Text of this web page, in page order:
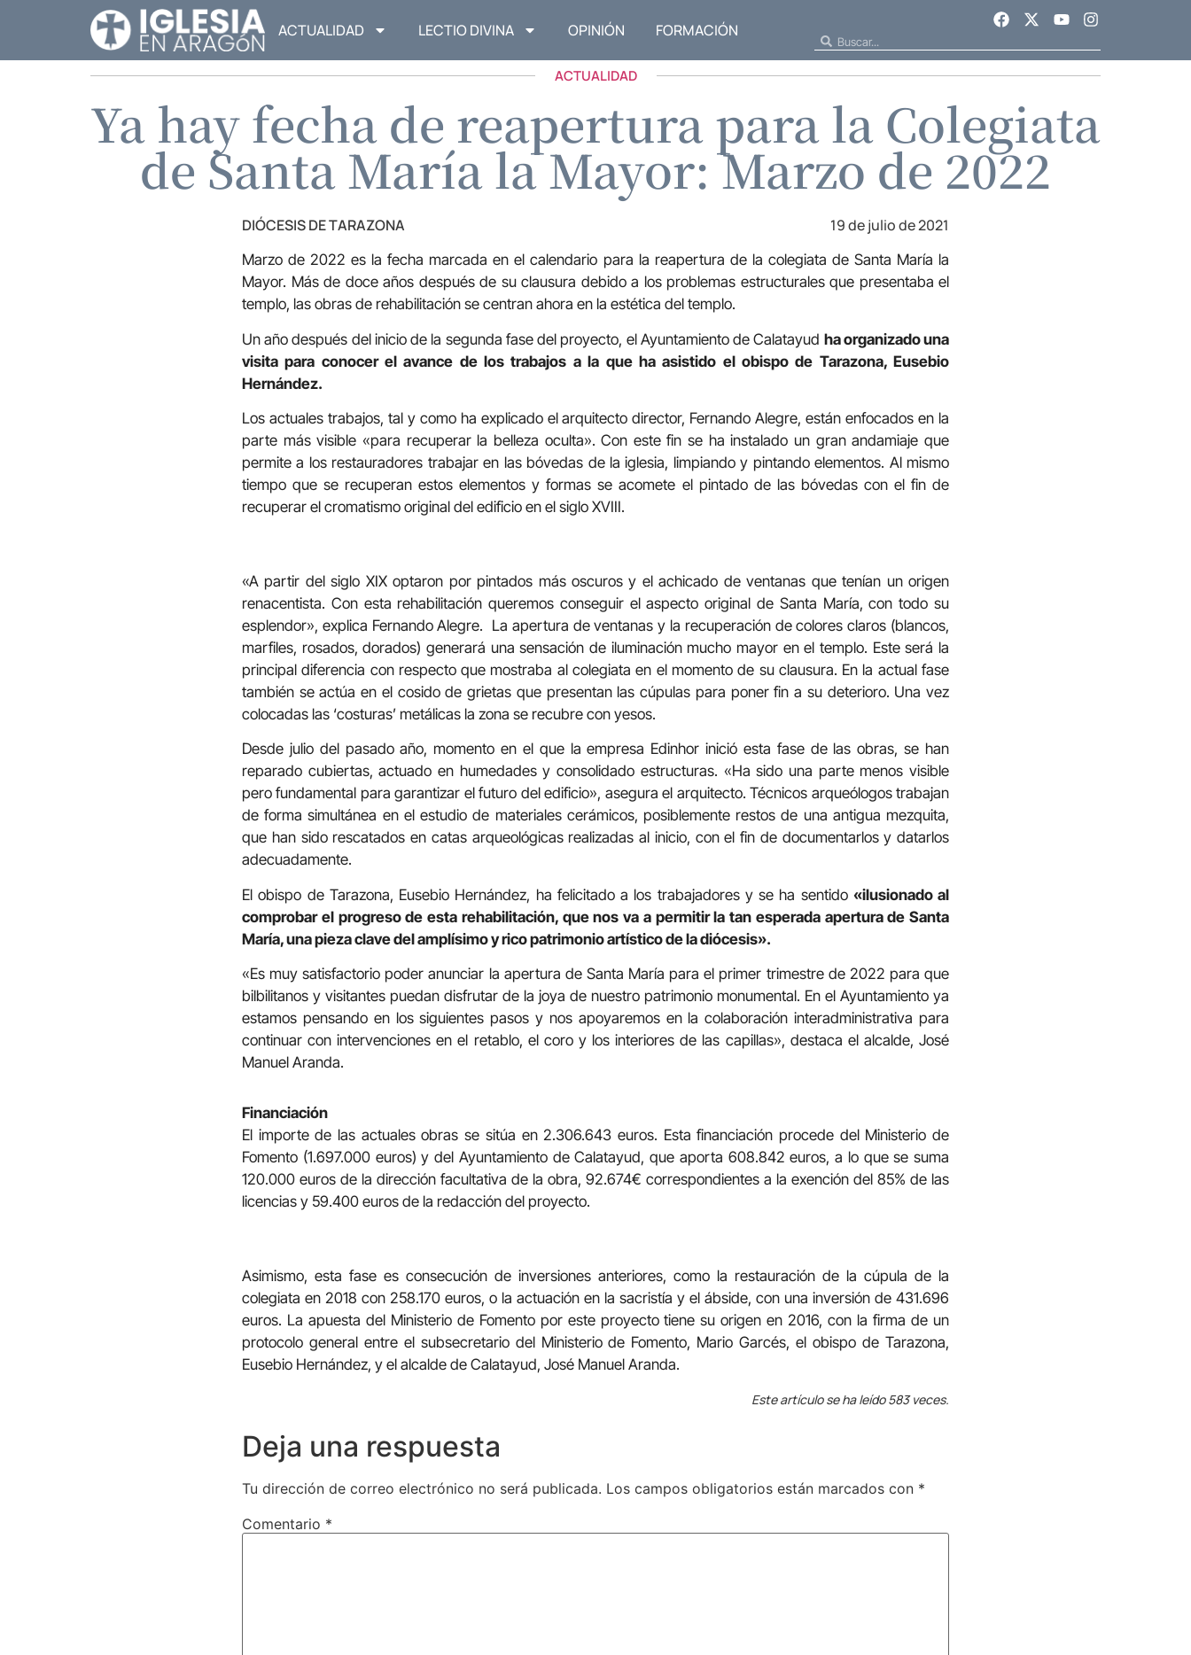
ACTUALIDAD LECTIO DIVINA OPINIÓN FORMACIÓN
ACTUALIDAD
Ya hay fecha de reapertura para la Colegiata
de Santa María la Mayor: Marzo de 2022
DIÓCESIS DE TARAZONA 19 de julio de 2021
Marzo de 2022 es la fecha marcada en el calendario para la reapertura de la colegiata de Santa María la
Mayor. Más de doce años después de su clausura debido a los problemas estructurales que presentaba el
templo, las obras de rehabilitación se centran ahora en la estética del templo.
Un año después del inicio de la segunda fase del proyecto, el Ayuntamiento de Calatayud ha organizado una
visita para conocer el avance de los trabajos a la que ha asistido el obispo de Tarazona, Eusebio
Hernández.
Los actuales trabajos, tal y como ha explicado el arquitecto director, Fernando Alegre, están enfocados en la
parte más visible «para recuperar la belleza oculta». Con este fin se ha instalado un gran andamiaje que
permite a los restauradores trabajar en las bóvedas de la iglesia, limpiando y pintando elementos. Al mismo
tiempo que se recuperan estos elementos y formas se acomete el pintado de las bóvedas con el fin de
recuperar el cromatismo original del edificio en el siglo XVIII.
«A partir del siglo XIX optaron por pintados más oscuros y el achicado de ventanas que tenían un origen
renacentista. Con esta rehabilitación queremos conseguir el aspecto original de Santa María, con todo su
esplendor», explica Fernando Alegre. La apertura de ventanas y la recuperación de colores claros (blancos,
marfiles, rosados, dorados) generará una sensación de iluminación mucho mayor en el templo. Este será la
principal diferencia con respecto que mostraba al colegiata en el momento de su clausura. En la actual fase
también se actúa en el cosido de grietas que presentan las cúpulas para poner fin a su deterioro. Una vez
colocadas las ‘costuras’ metálicas la zona se recubre con yesos.
Desde julio del pasado año, momento en el que la empresa Edinhor inició esta fase de las obras, se han
reparado cubiertas, actuado en humedades y consolidado estructuras. «Ha sido una parte menos visible
pero fundamental para garantizar el futuro del edificio», asegura el arquitecto. Técnicos arqueólogos trabajan
de forma simultánea en el estudio de materiales cerámicos, posiblemente restos de una antigua mezquita,
que han sido rescatados en catas arqueológicas realizadas al inicio, con el fin de documentarlos y datarlos
adecuadamente.
El obispo de Tarazona, Eusebio Hernández, ha felicitado a los trabajadores y se ha sentido «ilusionado al
comprobar el progreso de esta rehabilitación, que nos va a permitir la tan esperada apertura de Santa
María, una pieza clave del amplísimo y rico patrimonio artístico de la diócesis».
«Es muy satisfactorio poder anunciar la apertura de Santa María para el primer trimestre de 2022 para que
bilbilitanos y visitantes puedan disfrutar de la joya de nuestro patrimonio monumental. En el Ayuntamiento ya
estamos pensando en los siguientes pasos y nos apoyaremos en la colaboración interadministrativa para
continuar con intervenciones en el retablo, el coro y los interiores de las capillas», destaca el alcalde, José
Manuel Aranda.
Financiación
El importe de las actuales obras se sitúa en 2.306.643 euros. Esta financiación procede del Ministerio de
Fomento (1.697.000 euros) y del Ayuntamiento de Calatayud, que aporta 608.842 euros, a lo que se suma
120.000 euros de la dirección facultativa de la obra, 92.674€ correspondientes a la exención del 85% de las
licencias y 59.400 euros de la redacción del proyecto.
Asimismo, esta fase es consecución de inversiones anteriores, como la restauración de la cúpula de la
colegiata en 2018 con 258.170 euros, o la actuación en la sacristía y el ábside, con una inversión de 431.696
euros. La apuesta del Ministerio de Fomento por este proyecto tiene su origen en 2016, con la firma de un
protocolo general entre el subsecretario del Ministerio de Fomento, Mario Garcés, el obispo de Tarazona,
Eusebio Hernández, y el alcalde de Calatayud, José Manuel Aranda.
Este artículo se ha leído 583 veces.
Deja una respuesta
Tu dirección de correo electrónico no será publicada. Los campos obligatorios están marcados con *
Comentario *